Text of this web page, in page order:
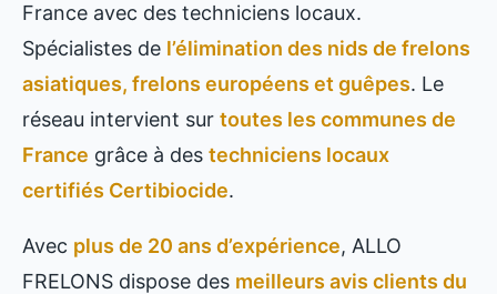
France avec des techniciens locaux.
Spécialistes de l’élimination des nids de frelons
asiatiques, frelons européens et guêpes. Le
réseau intervient sur toutes les communes de
France grâce à des techniciens locaux
certifiés Certibiocide.
Avec plus de 20 ans d’expérience, ALLO
FRELONS dispose des meilleurs avis clients du